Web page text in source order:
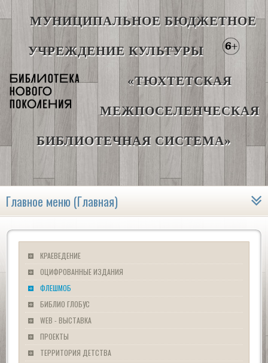
МУНИЦИПАЛЬНОЕ БЮДЖЕТНОЕ
УЧРЕЖДЕНИЕ КУЛЬТУРЫ
«ТЮХТЕТСКАЯ
МЕЖПОСЕЛЕНЧЕСКАЯ
БИБЛИОТЕЧНАЯ СИСТЕМА»
Главное меню (Главная)
КРАЕВЕДЕНИЕ
ОЦИФРОВАННЫЕ ИЗДАНИЯ
ФЛЕШМОБ
БИБЛИО ГЛОБУС
WEB - ВЫСТАВКА
ПРОЕКТЫ
ТЕРРИТОРИЯ ДЕТСТВА